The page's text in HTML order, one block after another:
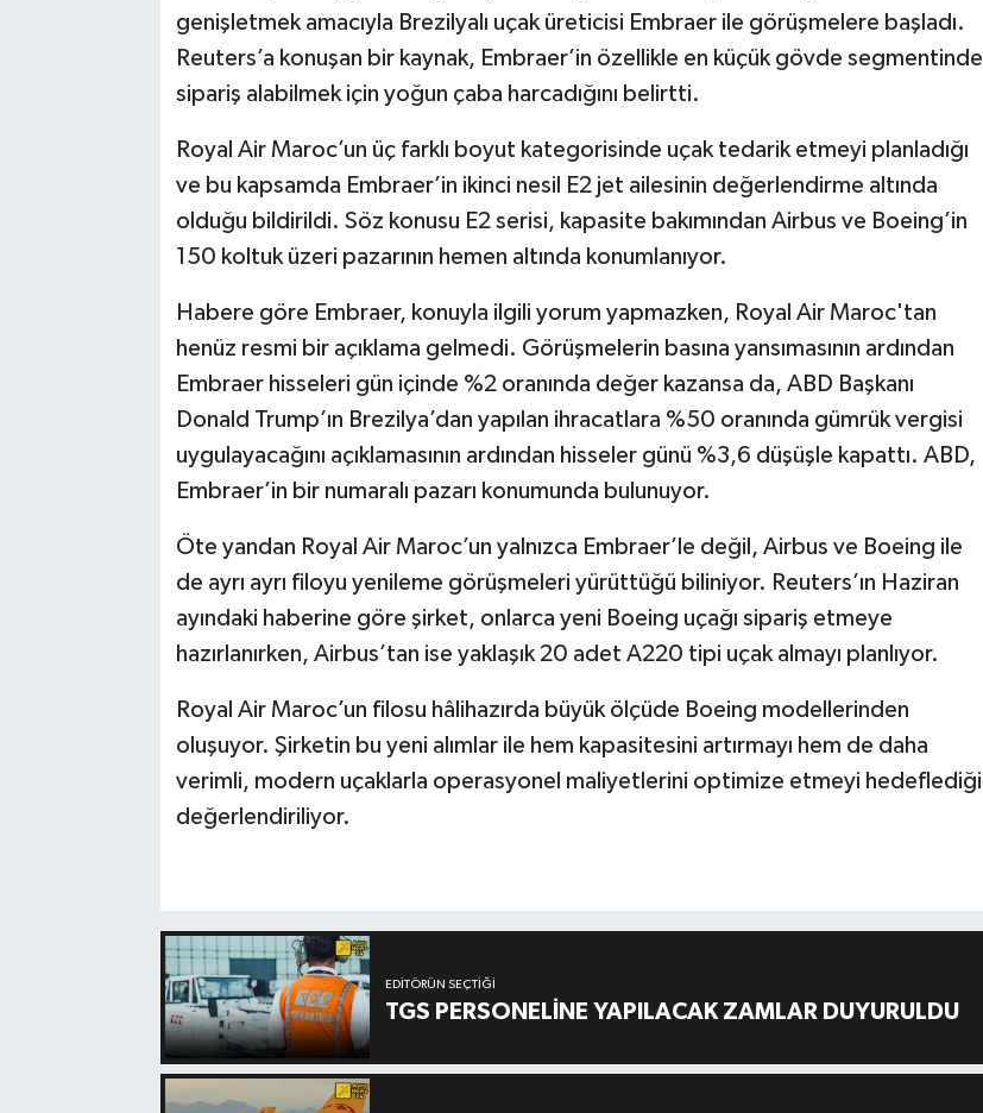
genişletmek amacıyla Brezilyalı uçak üreticisi Embraer ile görüşmelere başladı.
Reuters’a konuşan bir kaynak, Embraer’in özellikle en küçük gövde segmentinde
sipariş alabilmek için yoğun çaba harcadığını belirtti.
Royal Air Maroc’un üç farklı boyut kategorisinde uçak tedarik etmeyi planladığı
ve bu kapsamda Embraer’in ikinci nesil E2 jet ailesinin değerlendirme altında
olduğu bildirildi. Söz konusu E2 serisi, kapasite bakımından Airbus ve Boeing’in
150 koltuk üzeri pazarının hemen altında konumlanıyor.
Habere göre Embraer, konuyla ilgili yorum yapmazken, Royal Air Maroc'tan
henüz resmi bir açıklama gelmedi. Görüşmelerin basına yansımasının ardından
Embraer hisseleri gün içinde %2 oranında değer kazansa da, ABD Başkanı
Donald Trump’ın Brezilya’dan yapılan ihracatlara %50 oranında gümrük vergisi
uygulayacağını açıklamasının ardından hisseler günü %3,6 düşüşle kapattı. ABD,
Embraer’in bir numaralı pazarı konumunda bulunuyor.
Öte yandan Royal Air Maroc’un yalnızca Embraer’le değil, Airbus ve Boeing ile
de ayrı ayrı filoyu yenileme görüşmeleri yürüttüğü biliniyor. Reuters’ın Haziran
ayındaki haberine göre şirket, onlarca yeni Boeing uçağı sipariş etmeye
hazırlanırken, Airbus’tan ise yaklaşık 20 adet A220 tipi uçak almayı planlıyor.
Royal Air Maroc’un filosu hâlihazırda büyük ölçüde Boeing modellerinden
oluşuyor. Şirketin bu yeni alımlar ile hem kapasitesini artırmayı hem de daha
verimli, modern uçaklarla operasyonel maliyetlerini optimize etmeyi hedeflediği
değerlendiriliyor.
EDITÖRÜN SEÇTIĞI
TGS PERSONELİNE YAPILACAK ZAMLAR DUYURULDU